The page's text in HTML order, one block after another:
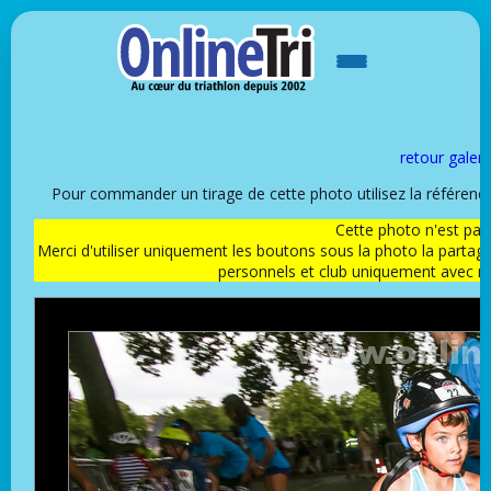
retour
Pour commander un tirage de cette photo utilisez la
Cette photo n'est
Merci d'utiliser uniquement les boutons sous la photo la
personnels et club uniquement avec